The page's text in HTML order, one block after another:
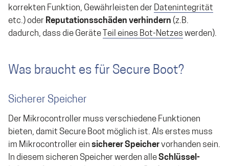
korrekten Funktion, Gewährleisten der Datenintegrität
etc.) oder Reputationsschäden verhindern (z.B.
dadurch, dass die Geräte
Teil eines Bot-Netzes werden).
Was braucht es für Secure Boot?
Sicherer Speicher
Der Mikrocontroller muss verschiedene Funktionen
bieten, damit Secure Boot möglich ist. Als erstes muss
im Mikrocontroller ein sicherer Speichervorhanden sein.
In diesem sicheren Speicher werden alleSchlüssel-